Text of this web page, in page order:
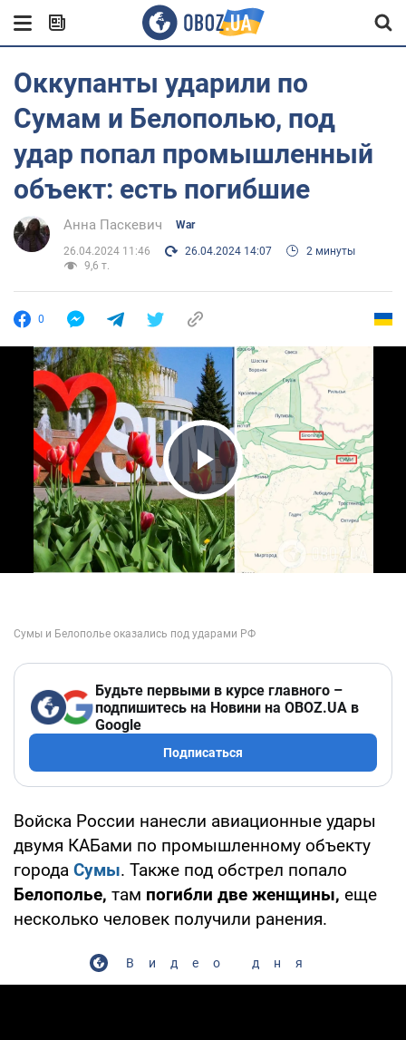
Оккупанты ударили по
Сумам и Белополью, под
удар попал промышленный
объект: есть погибшие
Анна Паскевич War
26.04.2024 11:46 26.04.2024 14:07
2 минуты
9,6 т.
0
Play Video
Будьте первыми в курсе главного –
подпишитесь на Новини на OBOZ.UA в
Google
Подписаться
Войска России нанесли авиационные удары
двумя КАБами по промышленному объекту
города Сумы. Также под обстрел попало
Белополье, там погибли две женщины, еще
несколько человек получили ранения.
Видео дня